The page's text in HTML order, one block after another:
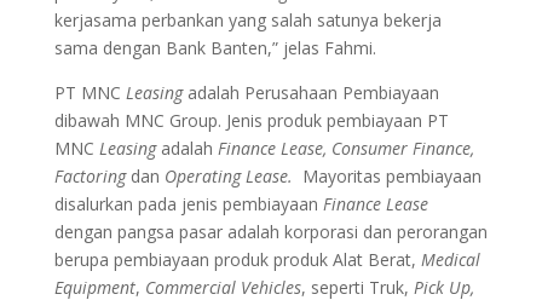
kerjasama perbankan yang salah satunya bekerja
sama dengan Bank Banten,” jelas Fahmi.
PT MNC Leasingadalah Perusahaan Pembiayaan
dibawah MNC Group. Jenis produk pembiayaan PT
MNC Leasingadalah Finance Lease, Consumer Finance,
Factoring dan Operating Lease. Mayoritas pembiayaan
disalurkan pada jenis pembiayaan Finance Lease
dengan pangsa pasar adalah korporasi dan perorangan
berupa pembiayaan produk produk Alat Berat, Medical
Equipment, Commercial Vehicles, seperti Truk, Pick Up,